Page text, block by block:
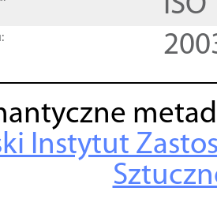
Instytut